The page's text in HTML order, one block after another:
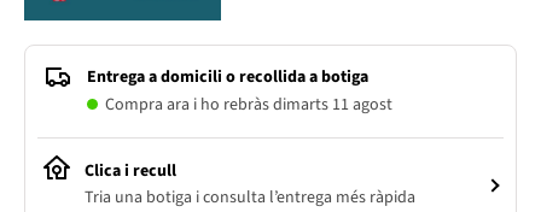
Entrega a domicili o recollida a botiga
Compra ara i ho rebràs dimarts 11 agost
Clica i recull
Tria una botiga i consulta l’entrega més ràpida